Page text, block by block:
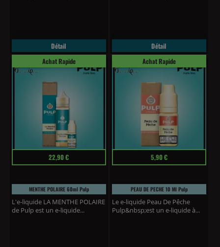
Détail
Achat Rapide
Détail
Achat Rapide
Prix 22,90 €
MENTHE POLAIRE 60ml Pulp
L'e-liquide LA MENTHE POLAIRE
de Pulp est un e-liquide...
Prix 5,90 €
PEAU DE PECHE 10 Ml Pulp
Le e-liquide Peau De Pêche
Pulp&nbsp;est un e-liquide à...